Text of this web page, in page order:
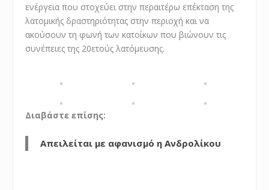
ενέργεια που στοχεύει στην περαιτέρω επέκταση της
λατομικής δραστηριότητας στην περιοχή και να
ακούσουν τη φωνή των κατοίκων που βιώνουν τις
συνέπειες της 20ετούς λατόμευσης.
Διαβάστε επίσης:
Απειλείται με αφανισμό η Ανδρολίκου